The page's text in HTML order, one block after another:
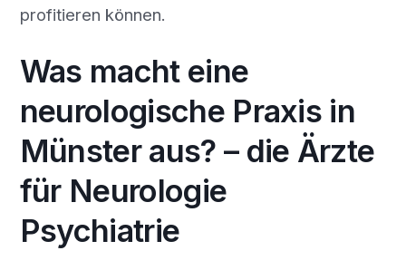
profitieren können.
Was macht eine
neurologische Praxis in
Münster aus? – die Ärzte
für Neurologie
Psychiatrie